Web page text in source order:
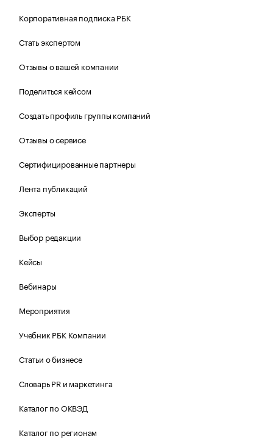
Корпоративная подписка РБК
Стать экспертом
Отзывы о вашей компании
Поделиться кейсом
Создать профиль группы компаний
Отзывы о сервисе
Сертифицированные партнеры
Лента публикаций
Эксперты
Выбор редакции
Кейсы
Вебинары
Мероприятия
Учебник РБК Компании
Статьи о бизнесе
Словарь PR и маркетинга
Каталог по ОКВЭД
Каталог по регионам